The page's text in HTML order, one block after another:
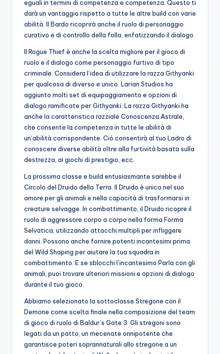
eguali in termini di competenza e competenza. Questo ti
darà un vantaggio rispetto a tutte le altre build con varie
abilità. Il Bardo ricoprirà anche il ruolo di personaggio
curativo e di controllo della folla, enfatizzando il dialogo.
Il Rogue Thief è anche la scelta migliore per il gioco di
ruolo e il dialogo come personaggio furtivo di tipo
criminale. Considera l’idea di utilizzare la razza Githyanki
per qualcosa di diverso e unico. Larian Studios ha
aggiunto molti set di equipaggiamento e opzioni di
dialogo ramificate per Githyanki. La razza Githyanki ha
anche la caratteristica razziale Conoscenza Astrale,
che consente la competenza in tutte le abilità di
un’abilità corrispondente. Ciò consentirà al tuo Ladro di
conoscere diverse abilità oltre alla furtività basata sulla
destrezza, ai giochi di prestigio, ecc.
La prossima classe e build entusiasmante sarebbe il
Circolo del Druido della Terra. Il Druido è unico nel suo
amore per gli animali e nella capacità di trasformarsi in
creature selvagge. In combattimento, il Druido ricopre il
ruolo di aggressore corpo a corpo nella forma Forma
Selvatica, utilizzando attacchi multipli per infliggere
danni. Possono anche fornire potenti incantesimi prima
del Wild Shaping per aiutare la tua squadra in
combattimento. E se sblocchi l’incantesimo Parla con gli
animali, puoi trovare ulteriori missioni e opzioni di dialogo
durante il tuo gioco.
Abbiamo selezionato la sottoclasse Stregone con il
Demone come scelta finale nella composizione del team
di gioco di ruolo di Baldur’s Gate 3. Gli stregoni sono
legati da un patto, un mecenate onnipotente che
garantisce poteri soprannaturali allo stregone a un